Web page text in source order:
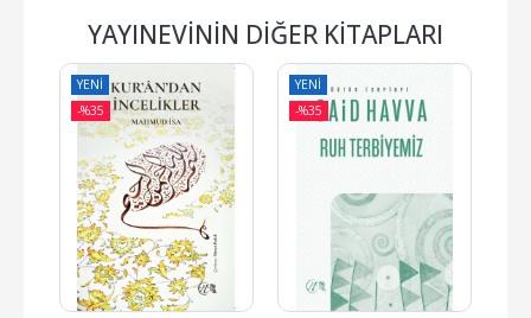
YAYINEVININ DIĞER KITAPLARI
YENI
-%35
YENI
-%35